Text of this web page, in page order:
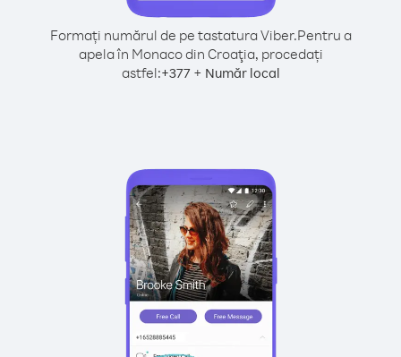
Formați numărul de pe tastatura Viber.Pentru a
apela în Monaco din Croaţia, procedați
astfel:+377+ Număr local